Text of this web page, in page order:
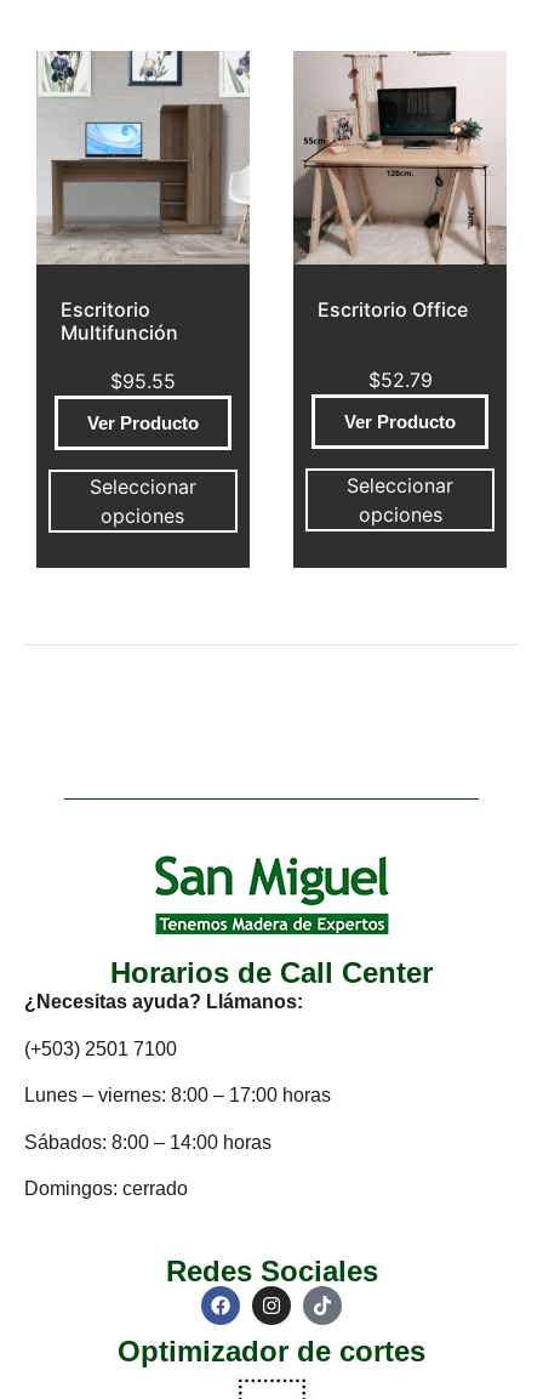
Escritorio
Multifunción
$95.55
Ver Producto
Seleccionar
opciones
Escritorio Office
$52.79
Ver Producto
Seleccionar
opciones
Horarios de Call Center
¿Necesitas ayuda? Llámanos:
(+503) 2501 7100
Lunes – viernes: 8:00 – 17:00 horas
Sábados: 8:00 – 14:00 horas
Domingos: cerrado
Redes Sociales
Optimizador de cortes